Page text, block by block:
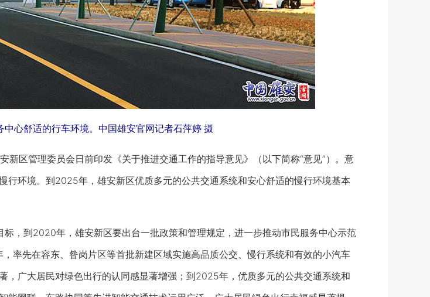
中心舒适的行车环境。中国雄安官网记者石萍婷 摄
区管理委员会日前印发《关于推进交通工作的指导意见》（以下简称“意见”）。意
行环境。到2025年，雄安新区优质多元的公共交通系统和安心舒适的慢行环境基本
到2020年，雄安新区要出台一批政策和管理规定，进一步推动市民服务中心示范
率先在容东、昝岗片区等首批新建区域实施高品质公交、慢行系统和有效的小汽车
，广大居民对绿色出行的认同感显著增强；到2025年，优质多元的公共交通系统和